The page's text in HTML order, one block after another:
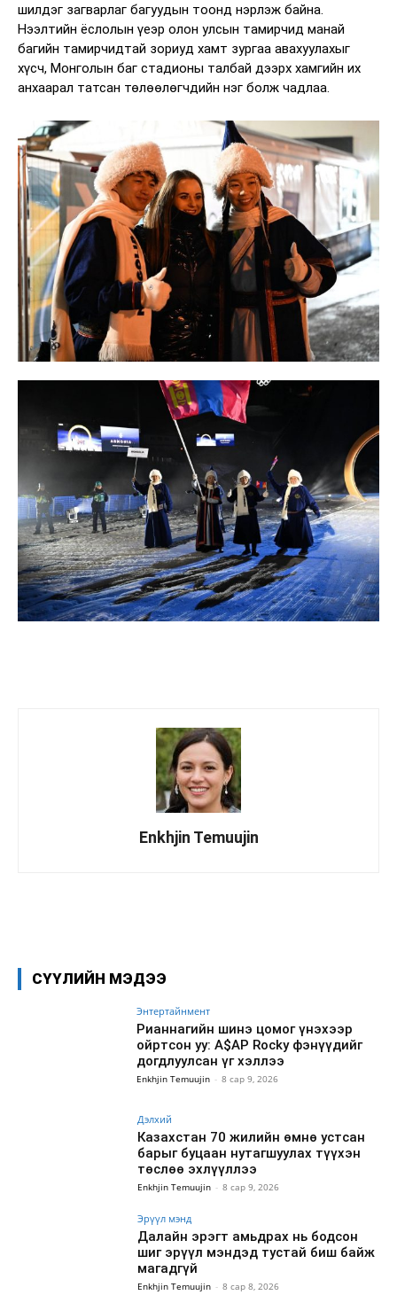
шилдэг загварлаг багуудын тоонд нэрлэж байна.
Нээлтийн ёслолын үеэр олон улсын тамирчид манай
багийн тамирчидтай зориуд хамт зургаа авахуулахыг
хүсч, Монголын баг стадионы талбай дээрх хамгийн их
анхаарал татсан төлөөлөгчдийн нэг болж чадлаа.
Enkhjin Temuujin
СҮҮЛИЙН МЭДЭЭ
Энтертайнмент
Рианнагийн шинэ цомог үнэхээр
ойртсон уу: A$AP Rocky фэнүүдийг
догдлуулсан үг хэллээ
Enkhjin Temuujin - 8 сар 9, 2026
Дэлхий
Казахстан 70 жилийн өмнө устсан
барыг буцаан нутагшуулах түүхэн
төслөө эхлүүллээ
Enkhjin Temuujin - 8 сар 9, 2026
Эрүүл мэнд
Далайн эрэгт амьдрах нь бодсон
шиг эрүүл мэндэд тустай биш байж
магадгүй
Enkhjin Temuujin - 8 сар 8, 2026